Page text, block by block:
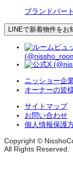
ブランドパー
LINEで新着物件をお
ニッショー企
オーナーの皆
サイトマップ
お問い合わせ
個人情報保護
Copyright ©
All Rights Reserved.